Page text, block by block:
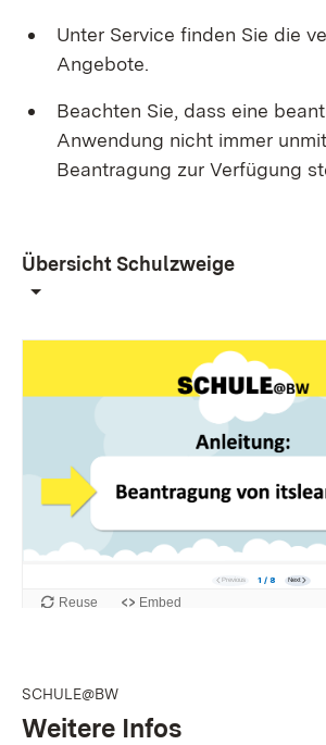
Unter Service finden Sie die
Angebote.
Beachten Sie, dass eine
Anwendung nicht immer
Beantragung zur Verfügung
Übersicht Schulzweige
SCHULE@BW
Weitere Infos